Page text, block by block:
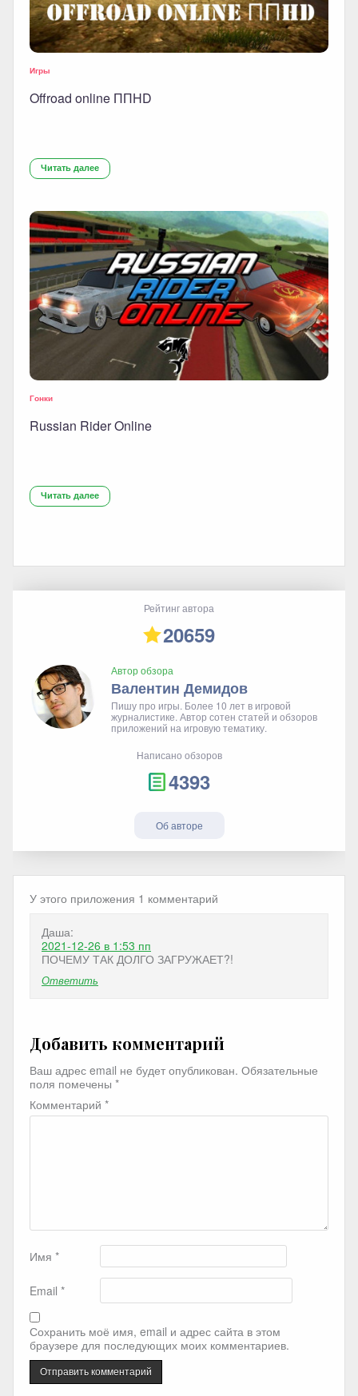
Игры
Offroad online ППHD
Читать далее
Гонки
Russian Rider Online
Читать далее
Рейтинг автора
20659
Автор обзора
Валентин Демидов
Пишу про игры. Более 10 лет в игровой
журналистике. Автор сотен статей и обзоров
приложений на игровую тематику.
Написано обзоров
4393
Об авторе
У этого приложения 1 комментарий
Даша:
2021-12-26 в 1:53 пп
ПОЧЕМУ ТАК ДОЛГО ЗАГРУЖАЕТ?!
Ответить
Добавить комментарий
Ваш адрес email не будет опубликован. Обязательные
поля помечены *
Комментарий *
Имя *
Email *
Сохранить моё имя, email и адрес сайта в этом
браузере для последующих моих комментариев.